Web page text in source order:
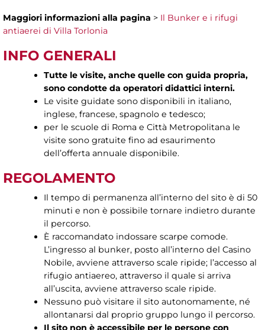
Maggiori informazioni alla pagina > Il Bunker e i rifugi
antiaerei di Villa Torlonia
INFO GENERALI
Tutte le visite, anche quelle con guida propria,
sono condotte da operatori didattici interni.
Le visite guidate sono disponibili in italiano,
inglese, francese, spagnolo e tedesco;
per le scuole di Roma e Città Metropolitana le
visite sono gratuite fino ad esaurimento
dell’offerta annuale disponibile.
REGOLAMENTO
Il tempo di permanenza all’interno del sito è di 50
minuti e non è possibile tornare indietro durante
il percorso.
È raccomandato indossare scarpe comode.
L’ingresso al bunker, posto all’interno del Casino
Nobile, avviene attraverso scale ripide; l’accesso al
rifugio antiaereo, attraverso il quale si arriva
all’uscita, avviene attraverso scale ripide.
Nessuno può visitare il sito autonomamente, né
allontanarsi dal proprio gruppo lungo il percorso.